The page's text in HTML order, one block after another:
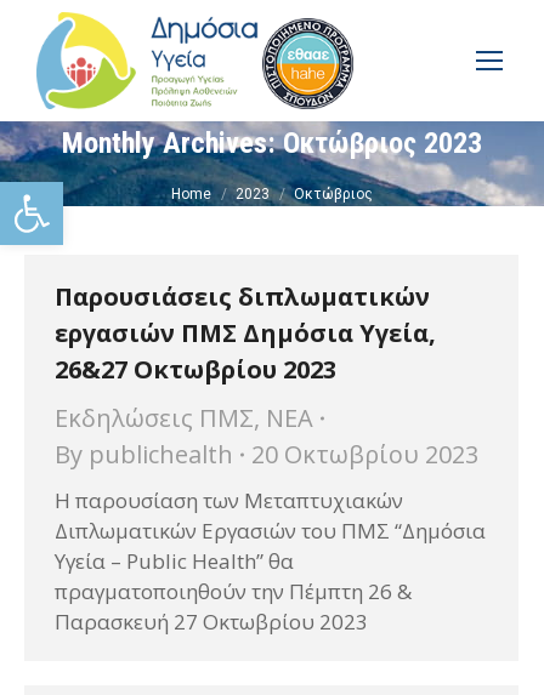
Ανοίξτε τη γραμμή
Monthly Archives:Οκτώβριος 2023
You are here:
Home 2023 Οκτώβριος
Παρουσιάσεις διπλωματικών
εργασιών ΠΜΣ Δημόσια Υγεία,
26&27 Οκτωβρίου 2023
Εκδηλώσεις ΠΜΣ, ΝΕΑ
By publichealth 20 Οκτωβρίου 2023
Η παρουσίαση των Μεταπτυχιακών
Διπλωματικών Εργασιών του ΠΜΣ “Δημόσια
Υγεία – Public Health” θα
πραγματοποιηθούν την Πέμπτη 26 &
Παρασκευή 27 Οκτωβρίου 2023